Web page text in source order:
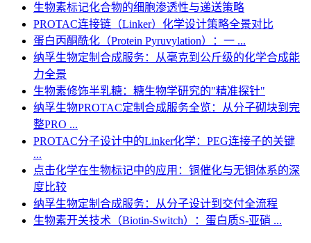
生物素标记化合物的细胞渗透性与递送策略
PROTAC连接链（Linker）化学设计策略全景对比
蛋白丙酮酰化（Protein Pyruvylation）：一 ...
纳孚生物定制合成服务：从毫克到公斤级的化学合成能
力全景
生物素修饰半乳糖：糖生物学研究的"精准探针"
纳孚生物PROTAC定制合成服务全览：从分子砌块到完
整PRO ...
PROTAC分子设计中的Linker化学：PEG连接子的关键
...
点击化学在生物标记中的应用：铜催化与无铜体系的深
度比较
纳孚生物定制合成服务：从分子设计到交付全流程
生物素开关技术（Biotin-Switch）：蛋白质S-亚硝 ...